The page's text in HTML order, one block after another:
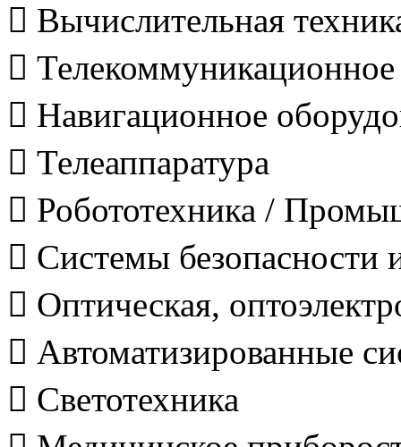
 Вычислительная
 Телекоммуникационное
 Навигационное
 Телеаппаратура
 Робототехника /
 Системы безопасности
 Оптическая,
 Автоматизированные
 Светотехника